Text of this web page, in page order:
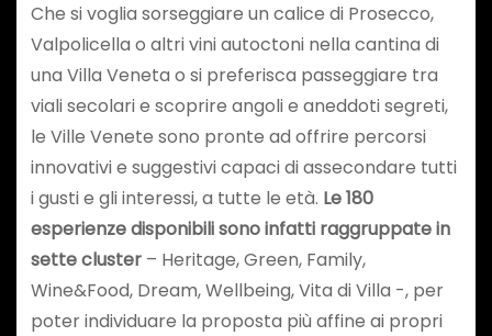
Che si voglia sorseggiare un calice di Prosecco,
Valpolicella o altri vini autoctoni nella cantina di
una Villa Veneta o si preferisca passeggiare tra
viali secolari e scoprire angoli e aneddoti segreti,
le Ville Venete sono pronte ad offrire percorsi
innovativi e suggestivi capaci di assecondare tutti
i gusti e gli interessi, a tutte le età. Le 180
esperienze disponibili sono infatti raggruppate in
sette cluster– Heritage, Green, Family,
Wine&Food, Dream, Wellbeing, Vita di Villa -, per
poter individuare la proposta più affine ai propri